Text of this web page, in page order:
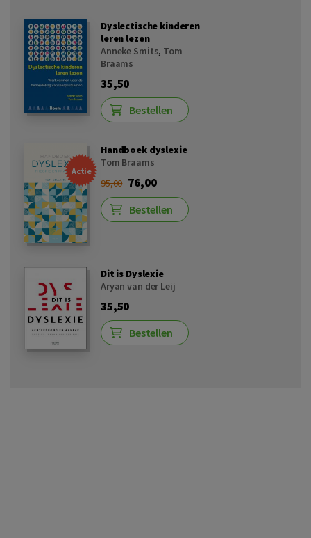
Dyslectische kinderen
leren lezen
Anneke Smits, Tom
Braams
35,50
Bestellen
Actie
Handboek dyslexie
Tom Braams
95,00 76,00
Bestellen
Dit is Dyslexie
Aryan van der Leij
35,50
Bestellen